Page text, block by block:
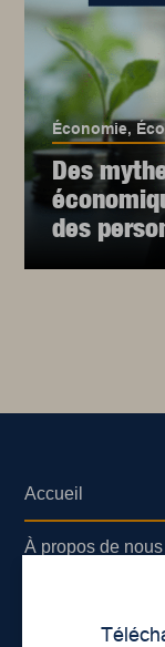
Économie,
Des
des
Accueil
À propos de nous